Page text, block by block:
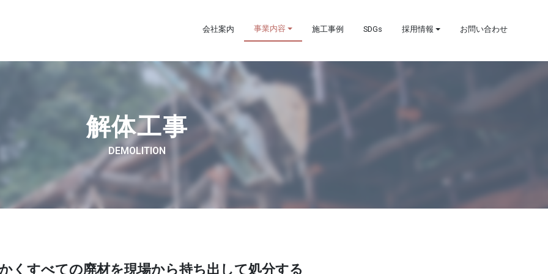
会社案内 事業内容 施工事例 SDGs 採用情報 お問い合わせ
解体工事
DEMOLITION
くすべての廃材を現場から持ち出して処分する